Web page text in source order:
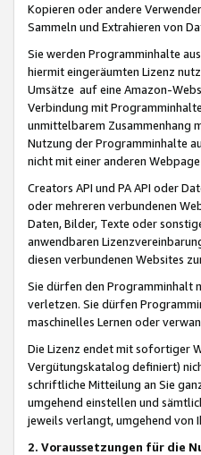
Kopieren oder andere
Sammeln und Extrahieren von
Sie werden Programminhalte
hiermit eingeräumten Lizenz
Umsätze auf eine Amazon-
Verbindung mit
unmittelbarem Zusammenhang
Nutzung der Programminhalte
nicht mit einer anderen
Creators API und PA API oder
oder mehreren verbundenen
Daten, Bilder, Texte oder
anwendbaren
diesen verbundenen Websites
Sie dürfen den Programminhalt
verletzen. Sie dürfen
maschinelles Lernen oder
Die Lizenz endet mit sofortiger
Vergütungskatalog definiert)
schriftliche Mitteilung an Sie
umgehend einstellen und
jeweils verlangt, umgehend von
2. Voraussetzungen für die